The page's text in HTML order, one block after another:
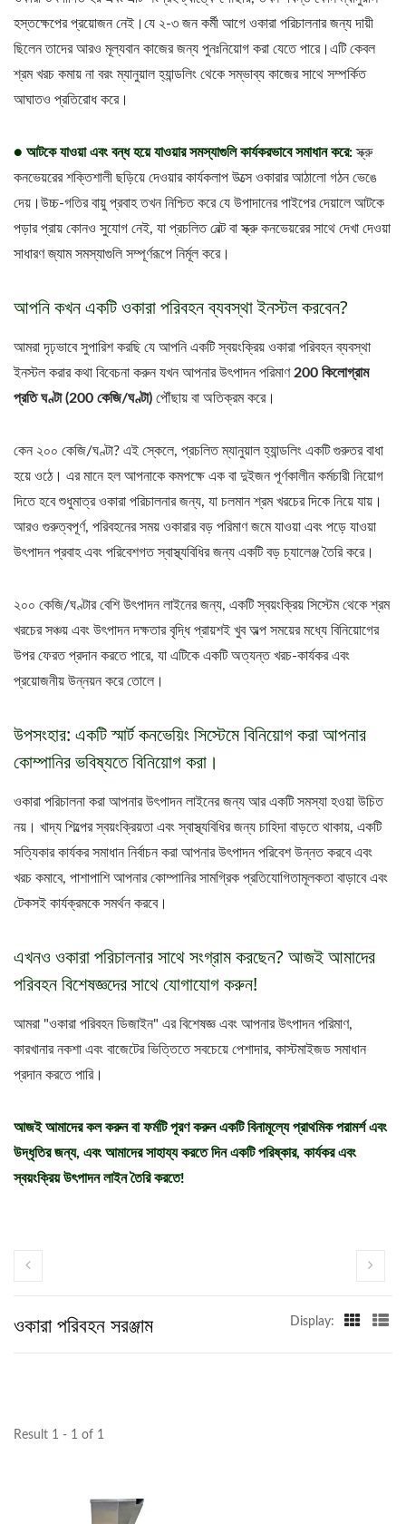
হস্তক্ষেপের প্রয়োজন নেই।যে ২-৩ জন কর্মী আগে ওকারা পরিচালনার জন্য দায়ী
ছিলেন তাদের আরও মূল্যবান কাজের জন্য পুনঃনিয়োগ করা যেতে পারে।এটি কেবল
শ্রম খরচ কমায় না বরং ম্যানুয়াল হ্যান্ডলিং থেকে সম্ভাব্য কাজের সাথে সম্পর্কিত
আঘাতও প্রতিরোধ করে।
● আটকে যাওয়া এবং বন্ধ হয়ে যাওয়ার সমস্যাগুলি কার্যকরভাবে সমাধান করে:স্ক্রু
কনভেয়রের শক্তিশালী ছড়িয়ে দেওয়ার কার্যকলাপ উত্সে ওকারার আঠালো গঠন ভেঙে
দেয়।উচ্চ-গতির বায়ু প্রবাহ তখন নিশ্চিত করে যে উপাদানের পাইপের দেয়ালে আটকে
পড়ার প্রায় কোনও সুযোগ নেই, যা প্রচলিত বেল্ট বা স্ক্রু কনভেয়রের সাথে দেখা দেওয়া
সাধারণ জ্যাম সমস্যাগুলি সম্পূর্ণরূপে নির্মূল করে।
আপনি কখন একটি ওকারা পরিবহন ব্যবস্থা ইনস্টল করবেন?
আমরা দৃঢ়ভাবে সুপারিশ করছি যে আপনি একটি স্বয়ংক্রিয় ওকারা পরিবহন ব্যবস্থা
ইনস্টল করার কথা বিবেচনা করুন যখন আপনার উৎপাদন পরিমাণ 200 কিলোগ্রাম
প্রতি ঘণ্টা (200 কেজি/ঘণ্টা) পৌঁছায় বা অতিক্রম করে।
কেন ২০০ কেজি/ঘণ্টা? এই স্কেলে, প্রচলিত ম্যানুয়াল হ্যান্ডলিং একটি গুরুতর বাধা
হয়ে ওঠে। এর মানে হল আপনাকে কমপক্ষে এক বা দুইজন পূর্ণকালীন কর্মচারী নিয়োগ
দিতে হবে শুধুমাত্র ওকারা পরিচালনার জন্য, যা চলমান শ্রম খরচের দিকে নিয়ে যায়।
আরও গুরুত্বপূর্ণ, পরিবহনের সময় ওকারার বড় পরিমাণ জমে যাওয়া এবং পড়ে যাওয়া
উৎপাদন প্রবাহ এবং পরিবেশগত স্বাস্থ্যবিধির জন্য একটি বড় চ্যালেঞ্জ তৈরি করে।
২০০ কেজি/ঘণ্টার বেশি উৎপাদন লাইনের জন্য, একটি স্বয়ংক্রিয় সিস্টেম থেকে শ্রম
খরচের সঞ্চয় এবং উৎপাদন দক্ষতার বৃদ্ধি প্রায়শই খুব অল্প সময়ের মধ্যে বিনিয়োগের
উপর ফেরত প্রদান করতে পারে, যা এটিকে একটি অত্যন্ত খরচ-কার্যকর এবং
প্রয়োজনীয় উন্নয়ন করে তোলে।
উপসংহার: একটি স্মার্ট কনভেয়িং সিস্টেমে বিনিয়োগ করা আপনার
কোম্পানির ভবিষ্যতে বিনিয়োগ করা।
ওকারা পরিচালনা করা আপনার উৎপাদন লাইনের জন্য আর একটি সমস্যা হওয়া উচিত
নয়। খাদ্য শিল্পের স্বয়ংক্রিয়তা এবং স্বাস্থ্যবিধির জন্য চাহিদা বাড়তে থাকায়, একটি
সত্যিকার কার্যকর সমাধান নির্বাচন করা আপনার উৎপাদন পরিবেশ উন্নত করবে এবং
খরচ কমাবে, পাশাপাশি আপনার কোম্পানির সামগ্রিক প্রতিযোগিতামূলকতা বাড়াবে এবং
টেকসই কার্যক্রমকে সমর্থন করবে।
এখনও ওকারা পরিচালনার সাথে সংগ্রাম করছেন? আজই আমাদের
পরিবহন বিশেষজ্ঞদের সাথে যোগাযোগ করুন!
আমরা "ওকারা পরিবহন ডিজাইন" এর বিশেষজ্ঞ এবং আপনার উৎপাদন পরিমাণ,
কারখানার নকশা এবং বাজেটের ভিত্তিতে সবচেয়ে পেশাদার, কাস্টমাইজড সমাধান
প্রদান করতে পারি।
আজই আমাদের কল করুন বা ফর্মটি পূরণ করুন একটি বিনামূল্যে প্রাথমিক পরামর্শ এবং
উদ্ধৃতির জন্য, এবং আমাদের সাহায্য করতে দিন একটি পরিষ্কার, কার্যকর এবং
স্বয়ংক্রিয় উৎপাদন লাইন তৈরি করতে!
ওকারা পরিবহন সরঞ্জাম Display:
Result 1 - 1 of 1